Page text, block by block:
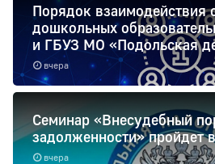
вчера
Порядок взаимодействия
дошкольных
и ГБУЗ МО «Подольская
вчера
Семинар «Внесудебный
задолженности» пройдет